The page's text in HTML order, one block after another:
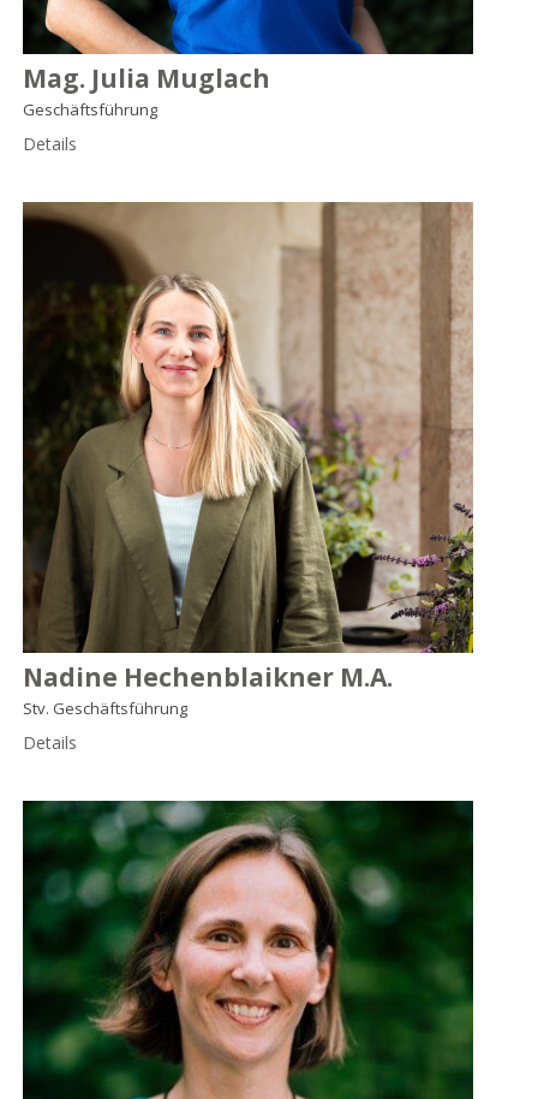
Mag. Julia Muglach
Geschäftsführung
Details
Nadine Hechenblaikner M.A.
Stv. Geschäftsführung
Details